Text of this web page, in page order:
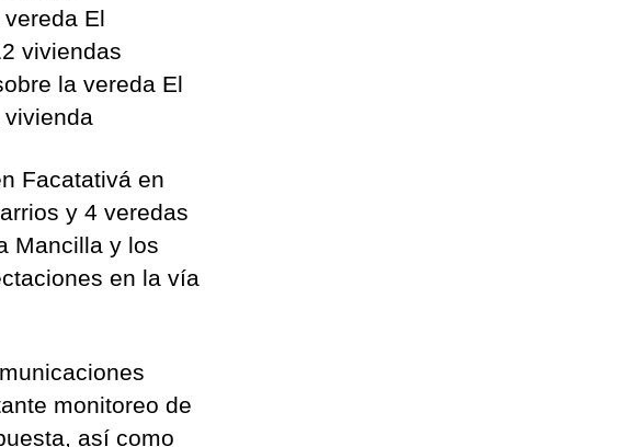
El
viviendas
la vereda El
vivienda
Facatativá en
y 4 veredas
Mancilla y los
en la vía
monitoreo de
así como